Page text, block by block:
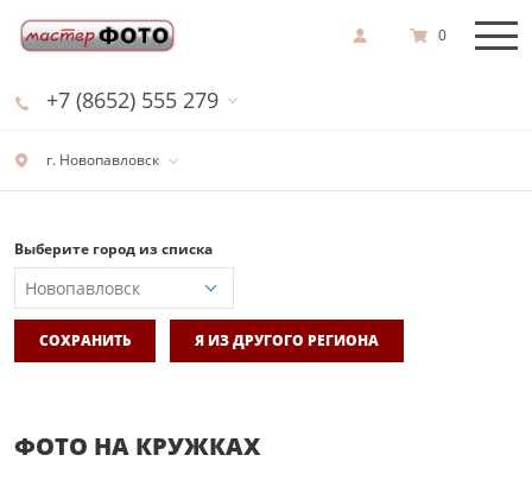
г. Новопавловск
+7 (8652) 555 279
0
Выберите город из списка
СОХРАНИТЬ Я ИЗ ДРУГОГО РЕГИОНА
ФОТО НА КРУЖКАХ